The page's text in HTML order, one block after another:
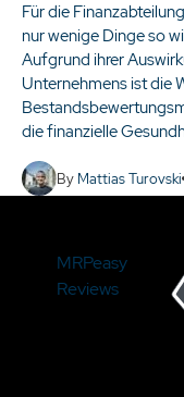
Für die
nur wenige Dinge so
Aufgrund ihrer
Unternehmens ist die
die finanzielle
By Mattias Turovski
MRPeasy
Reviews